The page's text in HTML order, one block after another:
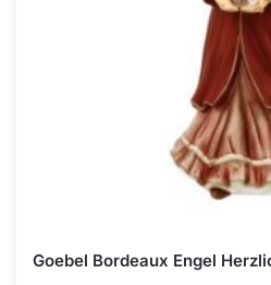
Goebel Bordeaux Engel